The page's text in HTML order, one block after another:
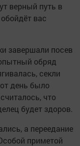
верный путь в
вас
завершали посев
обряд
секли
день было
что
будет здоров.
а переедание
приметой